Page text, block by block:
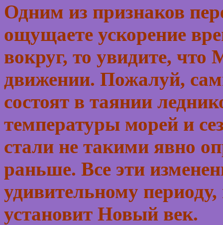
Одним из признаков
ощущаете ускорение
вокруг, то увидите,
движении. Пожалуй,
состоят в таянии
температуры морей и
стали не такими явно
раньше. Все эти
удивительному
установит Новый век.